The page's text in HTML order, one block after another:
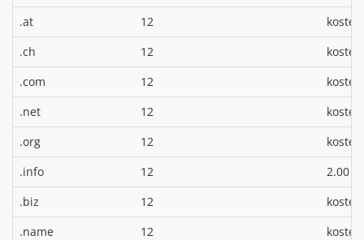
.at 12
.ch
12
.com
12
.net
12
.org
12
.info
12 2.00 €
.biz 12
.name
12